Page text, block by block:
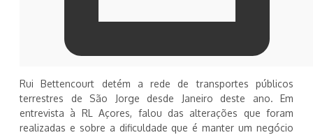
Rui Bettencourt detém a rede de transportes públicos
terrestres de São Jorge desde Janeiro deste ano. Em
entrevista à RL Açores, falou das alterações que foram
realizadas e sobre a dificuldade que é manter um negócio